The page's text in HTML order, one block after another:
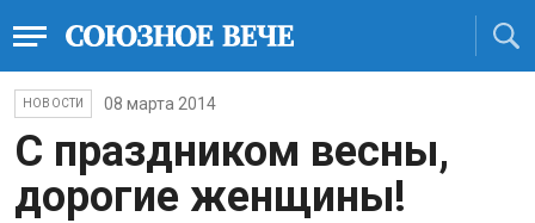
НОВОСТИ 08 марта 2014
С праздником весны,
дорогие женщины!